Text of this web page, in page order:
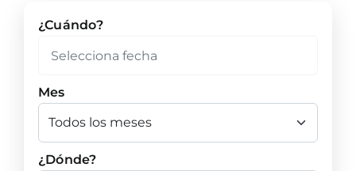
¿Cuándo?
Mes
¿Dónde?